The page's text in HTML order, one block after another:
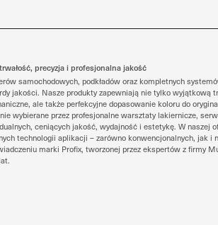
precyzja i profesjonalna jakość
samochodowych, podkładów oraz kompletnych
jakości. Nasze produkty zapewniają nie tylko wyjątkową
ale także perfekcyjne dopasowanie koloru do
wybierane przez profesjonalne warsztaty lakiernicze,
ceniących jakość, wydajność i estetykę. W naszej
technologii aplikacji – zarówno konwencjonalnych, jak i
marki Profix, tworzonej przez ekspertów z firmy